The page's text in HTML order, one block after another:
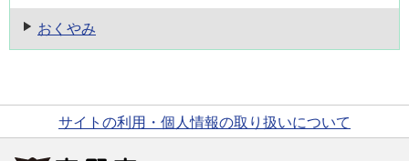
おくやみ
サイトの利用・個人情報の取り扱いについて